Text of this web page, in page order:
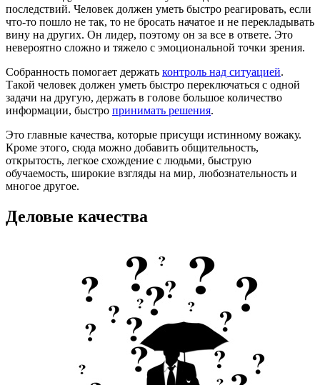
последствий. Человек должен уметь быстро реагировать, если
что-то пошло не так, то не бросать начатое и не перекладывать
вину на других. Он лидер, поэтому он за все в ответе. Это
невероятно сложно и тяжело с эмоциональной точки зрения.
Собранность помогает держать контроль над ситуацией.
Такой человек должен уметь быстро переключаться с одной
задачи на другую, держать в голове большое количество
информации, быстро принимать решения.
Это главные качества, которые присущи истинному вожаку.
Кроме этого, сюда можно добавить общительность,
открытость, легкое схождение с людьми, быструю
обучаемость, широкие взгляды на мир, любознательность и
многое другое.
Деловые качества